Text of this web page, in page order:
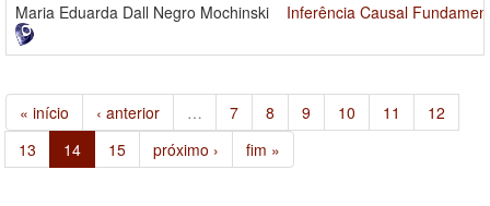
Maria Eduarda Dall Negro Mochinski Inferência Causal
« início ‹ anterior … 7 8 9 10 11
12
13
14 15 próximo › fim »